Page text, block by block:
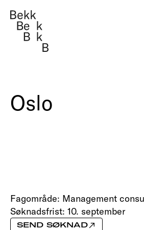
Jobb
Oslo
Fagområde: Management
Søknadsfrist: 10. september
SEND SØKNAD